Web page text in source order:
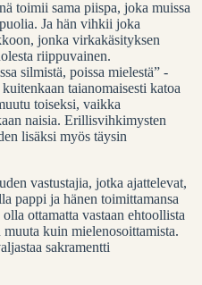
toimii sama piispa, joka muissa
Ja hän vihkii joka
jonka virkakäsityksen
riippuvainen.
silmistä, poissa mielestä” -
taianomaisesti katoa
toiseksi, vaikka
naisia. Erillisvihkimysten
lisäksi myös täysin
vastustajia, jotka ajattelevat,
pappi ja hänen toimittamansa
ottamatta vastaan ehtoollista
kuin mielenosoittamista.
sakramentti